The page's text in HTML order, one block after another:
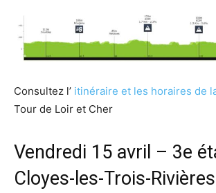
Consultez l’ itinéraire et les horaires de
Tour de Loir et Cher
Vendredi 15 avril – 3e
Cloyes-les-Trois-